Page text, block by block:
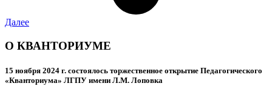
Далее
О КВАНТОРИУМЕ
15 ноября 2024 г. состоялось торжественное открытие Педагогического
«Кванториума» ЛГПУ имени Л.М. Лоповка